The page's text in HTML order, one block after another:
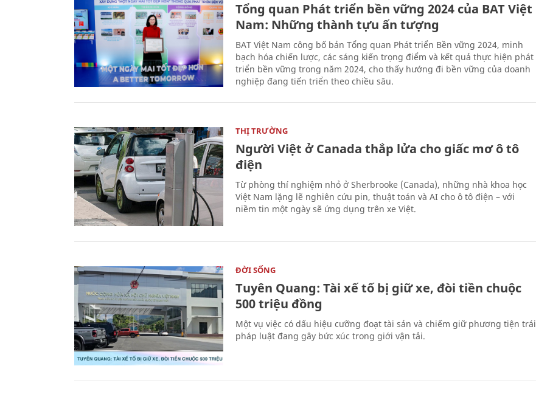
Tổng quan Phát triển bền vững 2024 của BAT Việt
Nam: Những thành tựu ấn tượng
BAT Việt Nam công bố bản Tổng quan Phát triển Bền vững 2024, minh
bạch hóa chiến lược, các sáng kiến trọng điểm và kết quả thực hiện phát
triển bền vững trong năm 2024, cho thấy hướng đi bền vững của doanh
nghiệp đang tiến triển theo chiều sâu.
THỊ TRƯỜNG
Người Việt ở Canada thắp lửa cho giấc mơ ô tô
điện
Từ phòng thí nghiệm nhỏ ở Sherbrooke (Canada), những nhà khoa học
Việt Nam lặng lẽ nghiên cứu pin, thuật toán và AI cho ô tô điện – với
niềm tin một ngày sẽ ứng dụng trên xe Việt.
ĐỜI SỐNG
Tuyên Quang: Tài xế tố bị giữ xe, đòi tiền chuộc
500 triệu đồng
Một vụ việc có dấu hiệu cưỡng đoạt tài sản và chiếm giữ phương tiện trái
pháp luật đang gây bức xúc trong giới vận tải.